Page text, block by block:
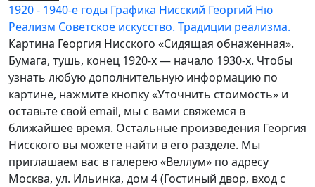
1920 - 1940-е годы Графика Нисский Георгий Ню
Реализм Советское искусство. Традиции реализма.
Картина Георгия Нисского «Сидящая обнаженная».
Бумага, тушь, конец 1920-х — начало 1930-х. Чтобы
узнать любую дополнительную информацию по
картине, нажмите кнопку «Уточнить стоимость» и
оставьте свой email, мы с вами свяжемся в
ближайшее время. Остальные произведения Георгия
Нисского вы можете найти в его разделе. Мы
приглашаем вас в галерею «Веллум» по адресу
Москва, ул. Ильинка, дом 4 (Гостиный двор, вход с